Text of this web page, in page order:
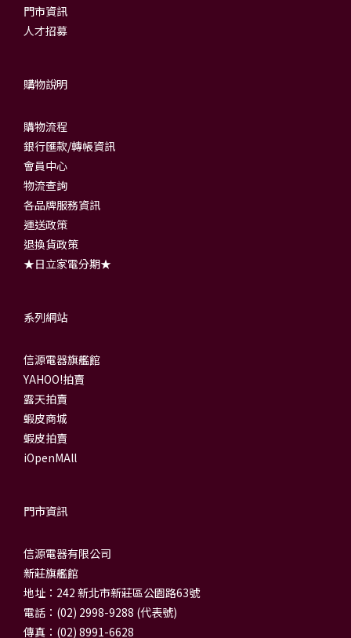
門市資訊
人才招募
購物說明
購物流程
銀行匯款/轉帳資訊
會員中心
物流查詢
各品牌服務資訊
運送政策
退換貨政策
★日立家電分期★
系列網站
信源電器旗艦館
YAHOO!拍賣
露天拍賣
蝦皮商城
蝦皮拍賣
iOpenMAll
門市資訊
信源電器有限公司
新莊旗艦館
地址：242 新北市新莊區公園路63號
電話：(02) 2998-9288 (代表號)
傳真：(02) 8991-6628